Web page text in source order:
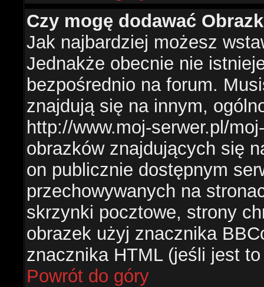
Czy mogę dodawać
Jak najbardziej możesz
Jednakże obecnie nie
bezpośrednio na forum.
znajdują się na innym,
http://www.moj-serwer.pl/
obrazków znajdujących się
on publicznie dostępnym
przechowywanych na
skrzynki pocztowe, strony
obrazek użyj znacznika
znacznika HTML (jeśli jest
Powrót do góry